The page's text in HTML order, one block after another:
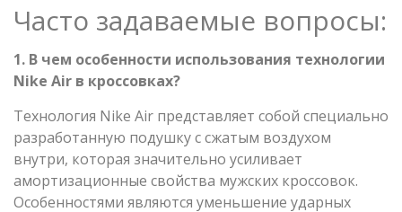
Часто задаваемые вопросы:
1. В чем особенности использования технологии
Nike Air в кроссовках?
Технология Nike Air представляет собой специально
разработанную подушку с сжатым воздухом
внутри, которая значительно усиливает
амортизационные свойства мужских кроссовок.
Особенностями являются уменьшение ударных